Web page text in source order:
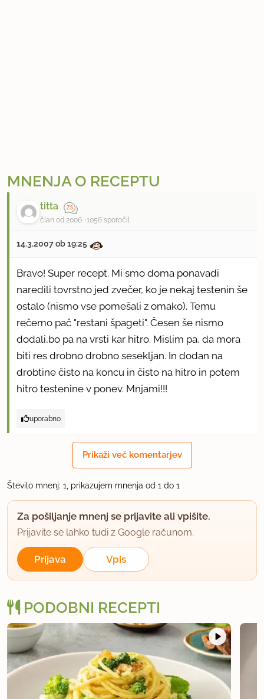
MNENJA O RECEPTU
titta
član od 2006 1056 sporočil
14.3.2007 ob 19:25
Bravo! Super recept. Mi smo doma ponavadi
naredili tovrstno jed zvečer, ko je nekaj testenin še
ostalo (nismo vse pomešali z omako). Temu
rečemo pač "restani špageti". Česen še nismo
dodali,bo pa na vrsti kar hitro. Mislim pa, da mora
biti res drobno drobno sesekljan. In dodan na
drobtine čisto na koncu in čisto na hitro in potem
hitro testenine v ponev. Mnjami!!!
uporabno
Prikaži več komentarjev
Število mnenj: 1, prikazujem mnenja od 1 do 1
Za pošiljanje mnenj se prijavite ali vpišite.
Prijavite se lahko tudi z Google računom.
Prijava Vpis
PODOBNI RECEPTI